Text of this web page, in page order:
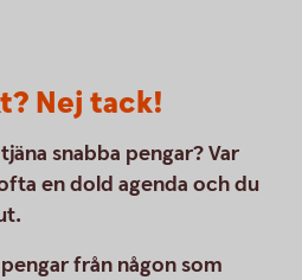
Nej tack!
snabba pengar? Var
en dold agenda och du
från någon som